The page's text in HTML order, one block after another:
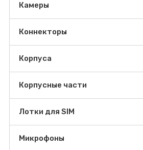
Камеры
Коннекторы
Корпуса
Корпусные части
Лотки для SIM
Микрофоны